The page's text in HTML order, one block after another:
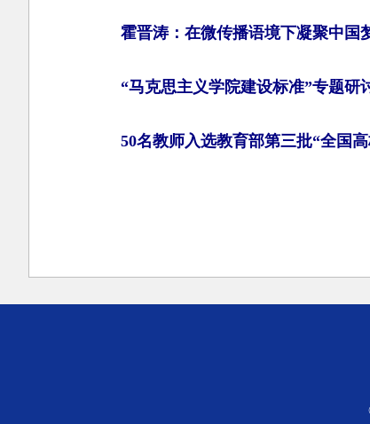
霍晋涛：在微传播语境下凝聚中国
“马克思主义学院建设标准”专题研
50名教师入选教育部第三批“全国